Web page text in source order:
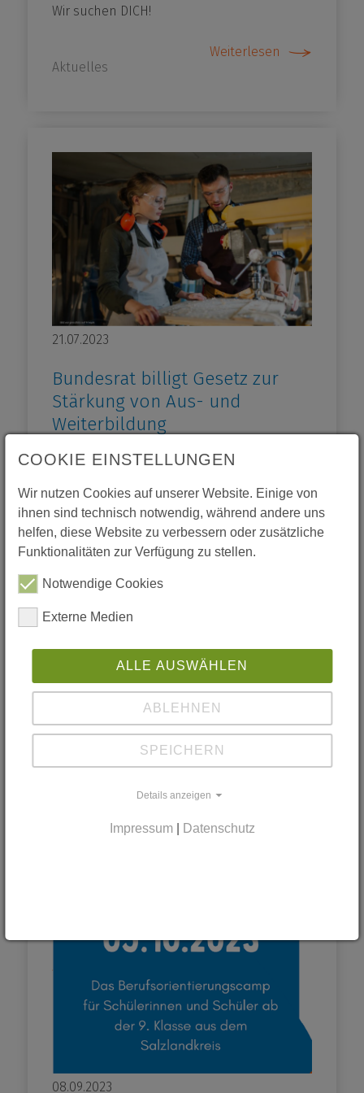
Wir suchen DICH!
Weiterlesen
Aktuelles
21.07.2023
Bundesrat billigt Gesetz zur
Stärkung von Aus- und
Weiterbildung
Weiterbildungsgesetz beinhaltet
Weiterlesen
Aktuelles
08.09.2023
COOKIE EINSTELLUNGEN
Wir nutzen Cookies auf unserer Website. Einige von
ihnen sind technisch notwendig, während andere uns
helfen, diese Website zu verbessern oder zusätzliche
Funktionalitäten zur Verfügung zu stellen.
Notwendige Cookies
Externe Medien
ALLE AUSWÄHLEN
ABLEHNEN
SPEICHERN
Details anzeigen
Impressum| Datenschutz